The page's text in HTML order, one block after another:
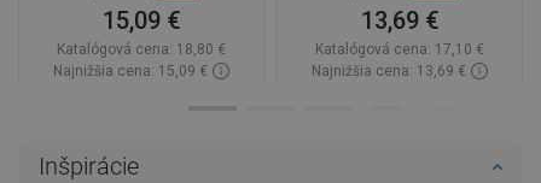
15,09 €
Katalógová cena: 18,80 €
Najnižšia cena: 15,09 €
13,69 €
Katalógová cena: 17,10 €
Najnižšia cena: 13,69 €
Inšpirácie